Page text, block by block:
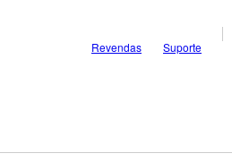
Revendas Suporte